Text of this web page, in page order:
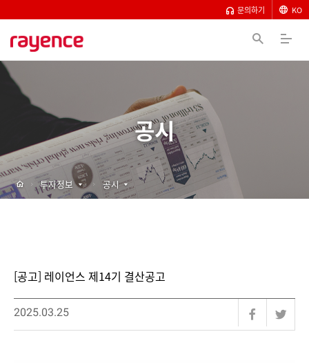
문의하기 KO
공시
[공고] 레이언스 제14기 결산공고
2025.03.25